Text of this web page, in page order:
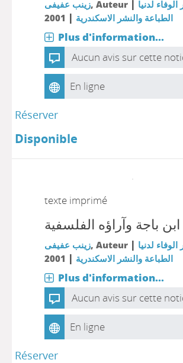
زينب عفيفى, Auteur | الوفاء لدنيا
الطباعة والنشر الاسكندرية |
2001
Plus d'information...
Aucun avis sur cette
En ligne
Réserver
Disponible
texte imprimé
ابن باجة وآراؤه الفلسفية
زينب عفيفى, Auteur | الوفاء لدنيا
الطباعة والنشر الاسكندرية |
2001
Plus d'information...
Aucun avis sur cette
En ligne
Réserver